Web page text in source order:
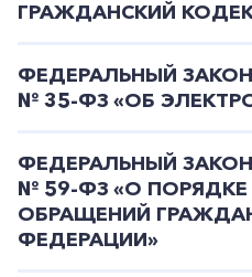
ГРАЖДАНСКИЙ
ФЕДЕРАЛЬНЫЙ
№ 35-ФЗ «ОБ
ФЕДЕРАЛЬНЫЙ
№ 59-ФЗ «О ПОРЯДКЕ
ОБРАЩЕНИЙ
ФЕДЕРАЦИИ»